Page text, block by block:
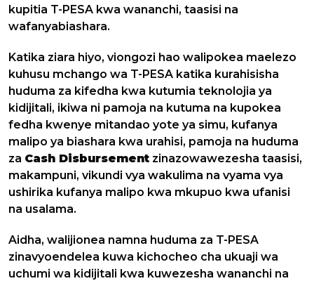
kupitia T-PESA kwa wananchi, taasisi na
wafanyabiashara.
Katika ziara hiyo, viongozi hao walipokea maelezo
kuhusu mchango wa T-PESA katika kurahisisha
huduma za kifedha kwa kutumia teknolojia ya
kidijitali, ikiwa ni pamoja na kutuma na kupokea
fedha kwenye mitandao yote ya simu, kufanya
malipo ya biashara kwa urahisi, pamoja na huduma
za Cash Disbursement zinazowawezesha taasisi,
makampuni, vikundi vya wakulima na vyama vya
ushirika kufanya malipo kwa mkupuo kwa ufanisi
na usalama.
Aidha, walijionea namna huduma za T-PESA
zinavyoendelea kuwa kichocheo cha ukuaji wa
uchumi wa kidijitali kwa kuwezesha wananchi na